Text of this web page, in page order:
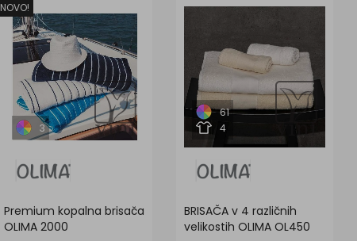
NOVO!
3
Premium kopalna brisača
OLIMA 2000
61
4
BRISAČA v 4 različnih
velikostih OLIMA OL450